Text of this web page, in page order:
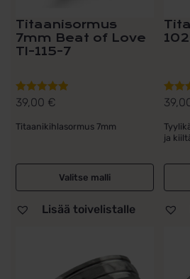
Titaanisormus
7mm Beat of Love
TI-115-7
Arvostelu
5.00/ 5
39,00 €
Titaanikihlasormus 7mm
Valitse malli
Lisää toivelistalle
5.00/
ja